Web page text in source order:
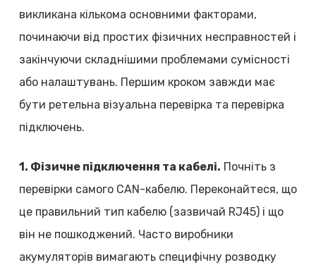
викликана кількома основними факторами,
починаючи від простих фізичних несправностей і
закінчуючи складнішими проблемами сумісності
або налаштувань. Першим кроком завжди має
бути ретельна візуальна перевірка та перевірка
підключень.
1. Фізичне підключення та кабелі. Почніть з
перевірки самого CAN-кабелю. Переконайтеся, що
це правильний тип кабелю (зазвичай RJ45) і що
він не пошкоджений. Часто виробники
акумуляторів вимагають специфічну розводку